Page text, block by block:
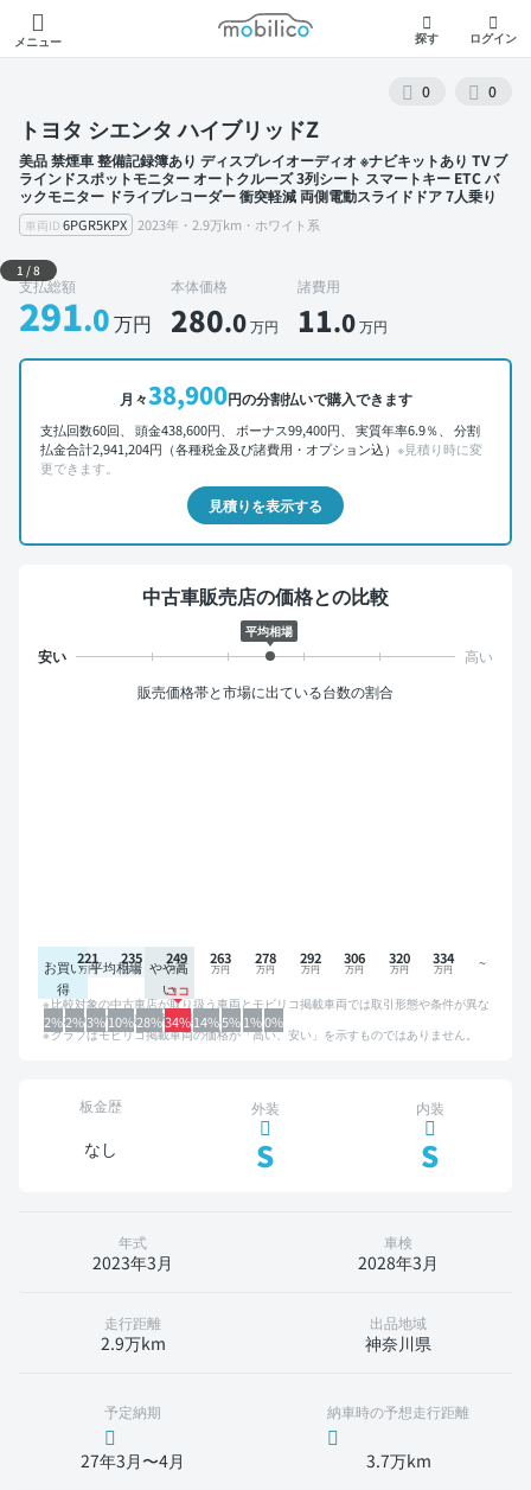
メニュー
モビリコ
探す ログイン
0 0
トヨタ シエンタ ハイブリッドZ
美品 禁煙車 整備記録簿あり ディスプレイオーディオ ※ナビキットあり TV ブ
ラインドスポットモニター オートクルーズ 3列シート スマートキー ETC バ
ックモニター ドライブレコーダー 衝突軽減 両側電動スライドドア 7人乗り
車両ID 6PGR5KPX 2023年・2.9万km・ホワイト系
外装 左前
1 /8
支払総額
291.0万円
本体価格
280.0万円
諸費用
11.0万円
月々38,900円の分割払いで購入できます
支払回数60回、 頭金438,600円、 ボーナス99,400円、 実質年率6.9％、 分割
払金合計2,941,204円（各種税金及び諸費用・オプション込） ※見積り時に変
更できます。
見積りを表示する
中古車販売店の価格との比較
平均相場
販売価格帯と市場に出ている台数の割合
お買い
得
平均相場 やや高
い
2%2%3%10%28%34%14%5%1%0%
221 235 249 263 278 292 306 320 334
比較対象の中古車店が取り扱う車両とモビリコ掲載車両では取引形態や条件が異な
るため、グラフは参考情報です。
グラフはモビリコ掲載車両の価格が「高い、安い」を示すものではありません。
板金歴
なし
外装
S
内装
S
年式
2023年3月
車検
2028年3月
走行距離
2.9万km
出品地域
神奈川県
予定納期
27年3月〜4月
納車時の予想走行距離
3.7万km